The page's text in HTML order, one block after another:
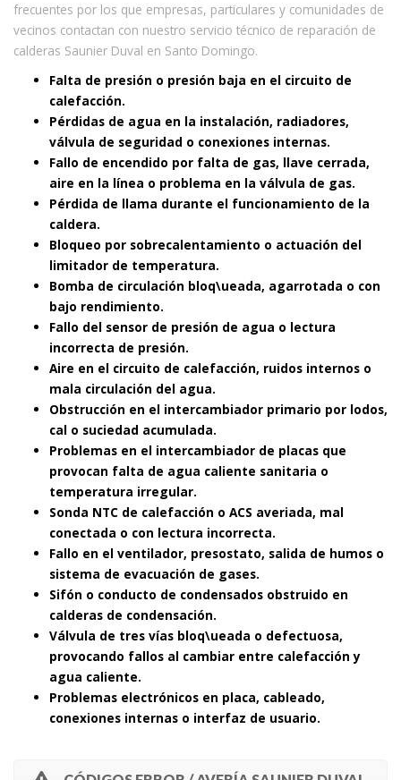
frecuentes por los que empresas, particulares y comunidades de
vecinos contactan con nuestro servicio técnico de reparación de
calderas Saunier Duval en Santo Domingo.
Falta de presión o presión baja en el circuito de
calefacción.
Pérdidas de agua en la instalación, radiadores,
válvula de seguridad o conexiones internas.
Fallo de encendido por falta de gas, llave cerrada,
aire en la línea o problema en la válvula de gas.
Pérdida de llama durante el funcionamiento de la
caldera.
Bloqueo por sobrecalentamiento o actuación del
limitador de temperatura.
Bomba de circulación bloq\ueada, agarrotada o con
bajo rendimiento.
Fallo del sensor de presión de agua o lectura
incorrecta de presión.
Aire en el circuito de calefacción, ruidos internos o
mala circulación del agua.
Obstrucción en el intercambiador primario por lodos,
cal o suciedad acumulada.
Problemas en el intercambiador de placas que
provocan falta de agua caliente sanitaria o
temperatura irregular.
Sonda NTC de calefacción o ACS averiada, mal
conectada o con lectura incorrecta.
Fallo en el ventilador, presostato, salida de humos o
sistema de evacuación de gases.
Sifón o conducto de condensados obstruido en
calderas de condensación.
Válvula de tres vías bloq\ueada o defectuosa,
provocando fallos al cambiar entre calefacción y
agua caliente.
Problemas electrónicos en placa, cableado,
conexiones internas o interfaz de usuario.